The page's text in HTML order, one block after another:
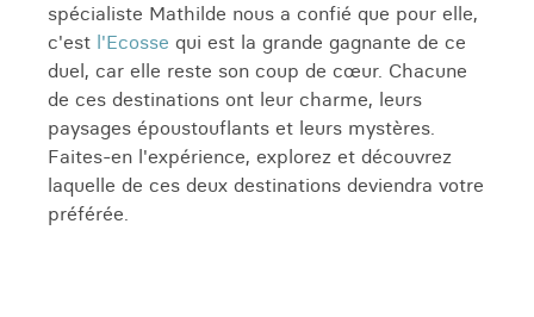
spécialiste Mathilde nous a confié que pour elle,
c'est l'Ecosse qui est la grande gagnante de ce
duel, car elle reste son coup de cœur. Chacune
de ces destinations ont leur charme, leurs
paysages époustouflants et leurs mystères.
Faites-en l'expérience, explorez et découvrez
laquelle de ces deux destinations deviendra votre
préférée.